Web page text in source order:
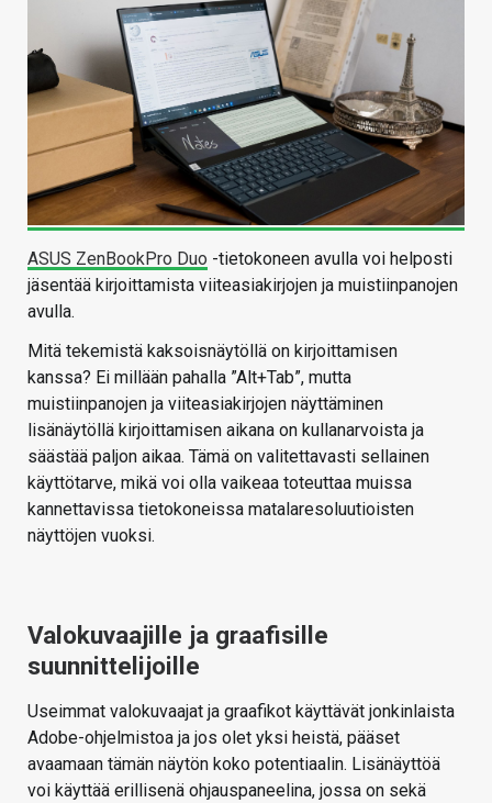
ASUS ZenBookPro Duo -tietokoneen avulla voi helposti
jäsentää kirjoittamista viiteasiakirjojen ja muistiinpanojen
avulla.
Mitä tekemistä kaksoisnäytöllä on kirjoittamisen
kanssa? Ei millään pahalla ”Alt+Tab”, mutta
muistiinpanojen ja viiteasiakirjojen näyttäminen
lisänäytöllä kirjoittamisen aikana on kullanarvoista ja
säästää paljon aikaa. Tämä on valitettavasti sellainen
käyttötarve, mikä voi olla vaikeaa toteuttaa muissa
kannettavissa tietokoneissa matalaresoluutioisten
näyttöjen vuoksi.
Valokuvaajille ja graafisille
suunnittelijoille
Useimmat valokuvaajat ja graafikot käyttävät jonkinlaista
Adobe-ohjelmistoa ja jos olet yksi heistä, pääset
avaamaan tämän näytön koko potentiaalin. Lisänäyttöä
voi käyttää erillisenä ohjauspaneelina, jossa on sekä